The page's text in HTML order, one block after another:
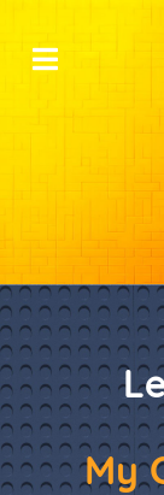
My